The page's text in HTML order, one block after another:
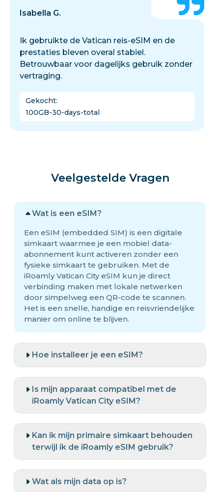
Isabella G.
Ik gebruikte de Vatican reis-eSIM en de
prestaties bleven overal stabiel.
Betrouwbaar voor dagelijks gebruik zonder
vertraging.
Gekocht:
100GB-30-days-total
Veelgestelde Vragen
Wat is een eSIM?
Een eSIM (embedded SIM) is een digitale
simkaart waarmee je een mobiel data-
abonnement kunt activeren zonder een
fysieke simkaart te gebruiken. Met de
iRoamly Vatican City eSIM kun je direct
verbinding maken met lokale netwerken
door simpelweg een QR-code te scannen.
Het is een snelle, handige en reisvriendelijke
manier om online te blijven.
Hoe installeer je een eSIM?
Is mijn apparaat compatibel met de
iRoamly Vatican City eSIM?
Kan ik mijn primaire simkaart behouden
terwijl ik de iRoamly eSIM gebruik?
Wat als mijn data op is?